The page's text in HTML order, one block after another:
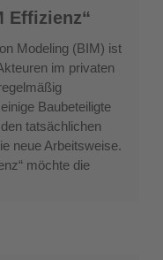
Effizienz“
Modeling (BIM) ist
im privaten
Baubeteiligte
tatsächlichen
neue Arbeitsweise.
möchte die